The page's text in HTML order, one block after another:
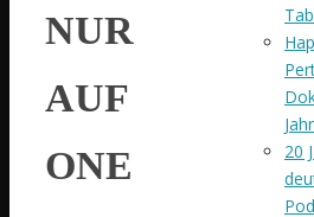
NUR
AUF
ONE
20